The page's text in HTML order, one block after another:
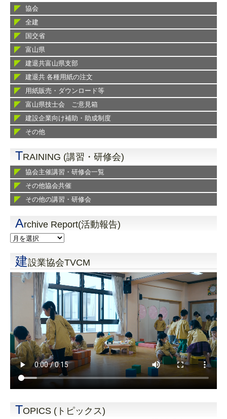
協会
全建
国交省
富山県
建退共富山県支部
建退共 各種用紙の注文
用紙販売・ダウンロード等
富山県技士会 ご意見箱
建設企業向け補助・助成制度
その他
TRAINING (講習・研修会)
協会主催講習・研修会一覧
その他協会共催
その他の講習・研修会
Archive Report(活動報告)
建設業協会TVCM
TOPICS (トピックス)